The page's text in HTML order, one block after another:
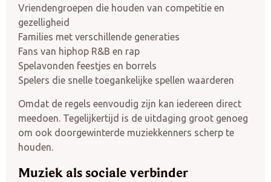
Vriendengroepen die houden van competitie en
gezelligheid
Families met verschillende generaties
Fans van hiphop R&B en rap
Spelavonden feestjes en borrels
Spelers die snelle toegankelijke spellen waarderen
Omdat de regels eenvoudig zijn kan iedereen direct
meedoen. Tegelijkertijd is de uitdaging groot genoeg
om ook doorgewinterde muziekkenners scherp te
houden.
Muziek als sociale verbinder